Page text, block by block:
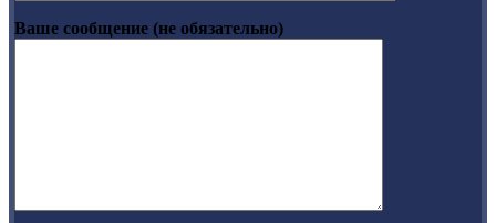
Ваше сообщение (не обязательно)